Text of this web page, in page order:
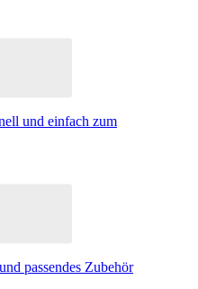
und einfach zum
passendes Zubehör